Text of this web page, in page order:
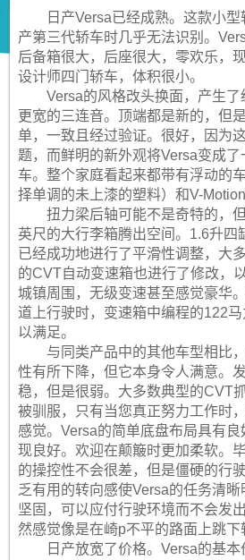
日产Versa已经成熟。这款小
产第三代轿车时几乎无法识别。
后备箱很大，后座很大，零欢乐，
设计师四门轿车，体积很小。
Versa的风格改头换面，产生了
更宽的三连音。顶端都是新的，但
单，一致且经过验证。很好，因为
题，而鲜明的新外观将Versa变成
车。整个家庭看起来都带有浮动的
择单调的未上漆的塑料）和V-Motion
扭力梁后轴可能不是奇特的，
英尺的大行李箱腾出空间。1.6升四
已经成功地进行了平滑性调整，大
的CVT自动变速箱也进行了修改，
城镇周围，无级变速甚至感觉豪华
道上行驶时，变速箱中编程的122
以满足。
与同类产品中的其他车型相比
性有所下降，但它本身令人满意。
稳，但是很弱。大多数典型的CVT
被驯服，只有当您真正努力工作时
感觉。Versa的简单底盘布局具有
现良好。欢迎在颠簸时更加柔软。
的操控性不会很差，但是僵硬的行
乏有用的转向感使Versa的任务清
坚固，可以应付行驶环境而不会发
然感觉像是在崎p不平的路面上跳下
日产放宽了价格。Versa的基